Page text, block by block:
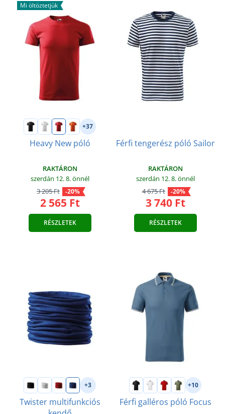
Mi öltöztetjük
+37
Heavy New póló
RAKTÁRON
szerdán 12. 8.önnél
3 205 Ft
-20%
2 565 Ft
RÉSZLETEK
Férfi tengerész póló Sailor
RAKTÁRON
szerdán 12. 8.önnél
4 675 Ft
-20%
3 740 Ft
RÉSZLETEK
+3
Twister multifunkciós
+10
Férfi galléros póló Focus